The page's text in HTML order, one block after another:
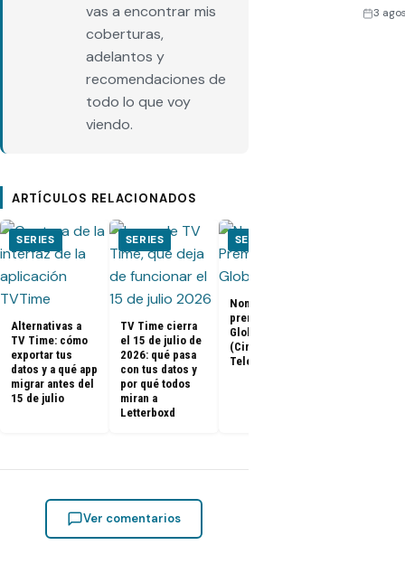
vas a encontrar mis
coberturas,
adelantos y
recomendaciones de
todo lo que voy
viendo.
ARTÍCULOS RELACIONADOS
SERIES
Alternativas a
TV Time: cómo
exportar tus
datos y a qué app
migrar antes del
15 de julio
SERIES
TV Time cierra
el 15 de julio de
2026: qué pasa
con tus datos y
por qué todos
miran a
Letterboxd
SERIES
Nominados a los
premios Golden
Globes 2025
(Cine y
Televisión)
Ver comentarios
3